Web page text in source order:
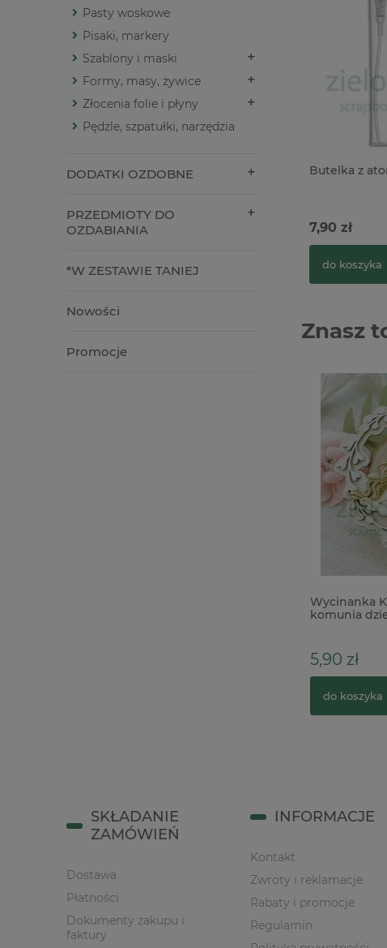
Pasty woskowe
Pisaki, markery
Szablony i maski
Formy, masy, żywice
Złocenia folie i płyny
Pędzle, szpatułki, narzędzia
DODATKI OZDOBNE
PRZEDMIOTY DO
OZDABIANIA
*W ZESTAWIE TANIEJ
Nowości
Promocje
Butelka z
7,90 zł
do koszyka
Znasz
Wycinanka
komunia
5,90 zł
do koszyka
SKŁADANIE
ZAMÓWIEŃ
Dostawa
Płatności
Dokumenty zakupu i
faktury
INFORMACJE
Kontakt
Zwroty i reklamacje
Rabaty i promocje
Regulamin